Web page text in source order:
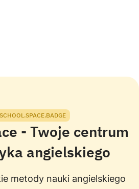
- Twoje centrum
angielskiego
metody nauki angielskiego